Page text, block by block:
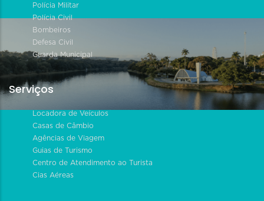
Polícia Militar
Polícia Civil
Bombeiros
Defesa Civil
Guarda Municipal
Serviços
Locadora de Veículos
Casas de Câmbio
Agências de Viagem
Guias de Turismo
Centro de Atendimento ao Turista
Cias Aéreas